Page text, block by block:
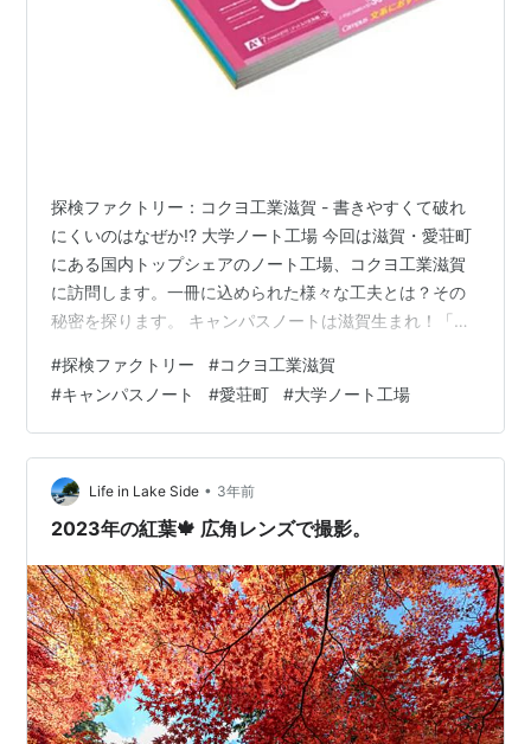
探検ファクトリー：コクヨ工業滋賀 - 書きやすくて破れ
にくいのはなぜか!? 大学ノート工場 今回は滋賀・愛荘町
にある国内トップシェアのノート工場、コクヨ工業滋賀
に訪問します。一冊に込められた様々な工夫とは？その
秘密を探ります。 キャンパスノートは滋賀生まれ！「コ
町】 学生時代に誰もがお世話になったキャンパスノー
ト。その多くが滋賀で製造されています。滋賀県愛荘町
にある「コクヨ工業滋賀」は、国内最大級の紙製品工場
です。ここではキャンパスノートのほかにも「びわこふ
せん」や「びわこテンプレート」、「滋賀のお魚ヨシノ
ート」など、オリジナリティ溢れるご当地…
#探検ファクトリー #コクヨ工業滋賀
#キャンパスノート #愛荘町 #大学ノート工場
Life in Lake Side • 3年前
2023年の紅葉🍁 広角レンズで撮影。